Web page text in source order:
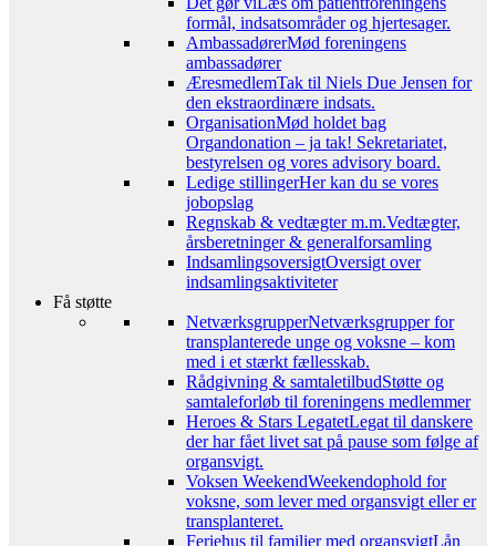
formål, indsatsområder og hjertesager.
AmbassadørerMød foreningens
ambassadører
ÆresmedlemTak til Niels Due Jensen for
den ekstraordinære indsats.
OrganisationMød holdet bag
Organdonation – ja tak! Sekretariatet,
bestyrelsen og vores advisory board.
Ledige stillingerHer kan du se vores
jobopslag
Regnskab & vedtægter m.m.Vedtægter,
årsberetninger & generalforsamling
IndsamlingsoversigtOversigt over
indsamlingsaktiviteter
Få støtte
NetværksgrupperNetværksgrupper for
transplanterede unge og voksne – kom
med i et stærkt fællesskab.
Rådgivning & samtaletilbudStøtte og
samtaleforløb til foreningens medlemmer
Heroes & Stars LegatetLegat til danskere
der har fået livet sat på pause som følge af
organsvigt.
Voksen WeekendWeekendophold for
voksne, som lever med organsvigt eller er
transplanteret.
Feriehus til familier med organsvigtLån